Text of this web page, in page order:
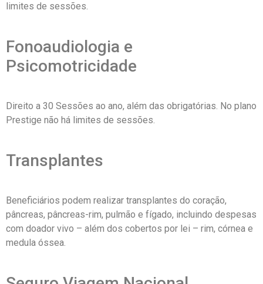
limites de sessões.
Fonoaudiologia e
Psicomotricidade
Direito a 30 Sessões ao ano, além das obrigatórias. No plano
Prestige não há limites de sessões.
Transplantes
Beneficiários podem realizar transplantes do coração,
pâncreas, pâncreas-rim, pulmão e fígado, incluindo despesas
com doador vivo – além dos cobertos por lei – rim, córnea e
medula óssea.